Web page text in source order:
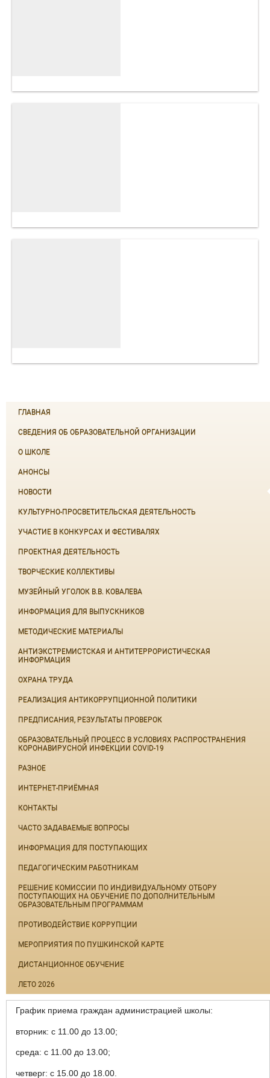
ГЛАВНАЯ
СВЕДЕНИЯ ОБ ОБРАЗОВАТЕЛЬНОЙ ОРГАНИЗАЦИИ
О ШКОЛЕ
АНОНСЫ
НОВОСТИ
КУЛЬТУРНО-ПРОСВЕТИТЕЛЬСКАЯ ДЕЯТЕЛЬНОСТЬ
УЧАСТИЕ В КОНКУРСАХ И ФЕСТИВАЛЯХ
ПРОЕКТНАЯ ДЕЯТЕЛЬНОСТЬ
ТВОРЧЕСКИЕ КОЛЛЕКТИВЫ
МУЗЕЙНЫЙ УГОЛОК В.В. КОВАЛЕВА
ИНФОРМАЦИЯ ДЛЯ ВЫПУСКНИКОВ
МЕТОДИЧЕСКИЕ МАТЕРИАЛЫ
АНТИЭКСТРЕМИСТСКАЯ И АНТИТЕРРОРИСТИЧЕСКАЯ
ИНФОРМАЦИЯ
ОХРАНА ТРУДА
РЕАЛИЗАЦИЯ АНТИКОРРУПЦИОННОЙ ПОЛИТИКИ
ПРЕДПИСАНИЯ, РЕЗУЛЬТАТЫ ПРОВЕРОК
ОБРАЗОВАТЕЛЬНЫЙ ПРОЦЕСС В УСЛОВИЯХ РАСПРОСТРАНЕНИЯ
КОРОНАВИРУСНОЙ ИНФЕКЦИИ COVID-19
РАЗНОЕ
ИНТЕРНЕТ-ПРИЁМНАЯ
КОНТАКТЫ
ЧАСТО ЗАДАВАЕМЫЕ ВОПРОСЫ
ИНФОРМАЦИЯ ДЛЯ ПОСТУПАЮЩИХ
ПЕДАГОГИЧЕСКИМ РАБОТНИКАМ
РЕШЕНИЕ КОМИССИИ ПО ИНДИВИДУАЛЬНОМУ ОТБОРУ
ПОСТУПАЮЩИХ НА ОБУЧЕНИЕ ПО ДОПОЛНИТЕЛЬНЫМ
ОБРАЗОВАТЕЛЬНЫМ ПРОГРАММАМ
ПРОТИВОДЕЙСТВИЕ КОРРУПЦИИ
МЕРОПРИЯТИЯ ПО ПУШКИНСКОЙ КАРТЕ
ДИСТАНЦИОННОЕ ОБУЧЕНИЕ
ЛЕТО 2026
График приема граждан администрацией школы:
вторник: с 11.00 до 13.00;
среда: с 11.00 до 13.00;
четверг: с 15.00 до 18.00.